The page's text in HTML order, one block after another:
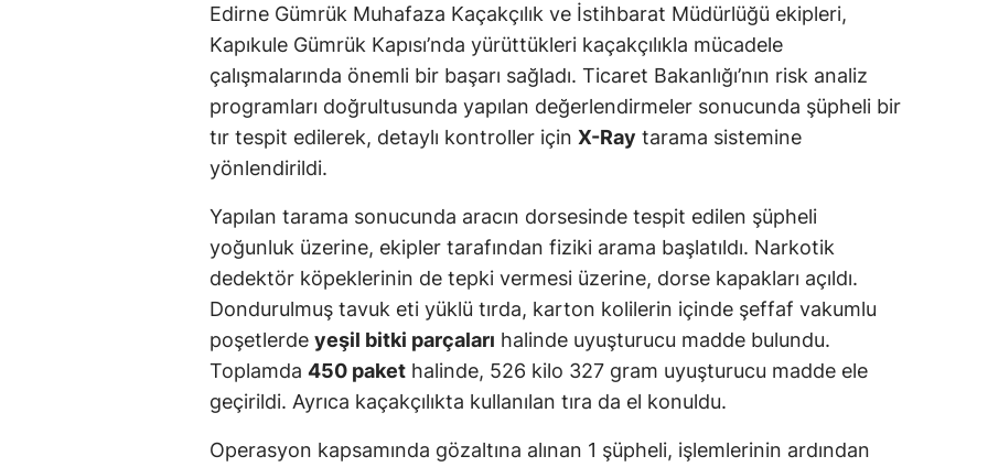
Edirne Gümrük Muhafaza Kaçakçılık ve İstihbarat Müdürlüğü ekipleri,
Kapıkule Gümrük Kapısı’nda yürüttükleri kaçakçılıkla mücadele
çalışmalarında önemli bir başarı sağladı. Ticaret Bakanlığı’nın risk analiz
programları doğrultusunda yapılan değerlendirmeler sonucunda şüpheli bir
tır tespit edilerek, detaylı kontroller için X-Ray tarama sistemine
yönlendirildi.
Yapılan tarama sonucunda aracın dorsesinde tespit edilen şüpheli
yoğunluk üzerine, ekipler tarafından fiziki arama başlatıldı. Narkotik
dedektör köpeklerinin de tepki vermesi üzerine, dorse kapakları açıldı.
Dondurulmuş tavuk eti yüklü tırda, karton kolilerin içinde şeffaf vakumlu
poşetlerde yeşil bitki parçaları halinde uyuşturucu madde bulundu.
Toplamda 450 paket halinde, 526 kilo 327 gram uyuşturucu madde ele
geçirildi. Ayrıca kaçakçılıkta kullanılan tıra da el konuldu.
Operasyon kapsamında gözaltına alınan 1 şüpheli, işlemlerinin ardından